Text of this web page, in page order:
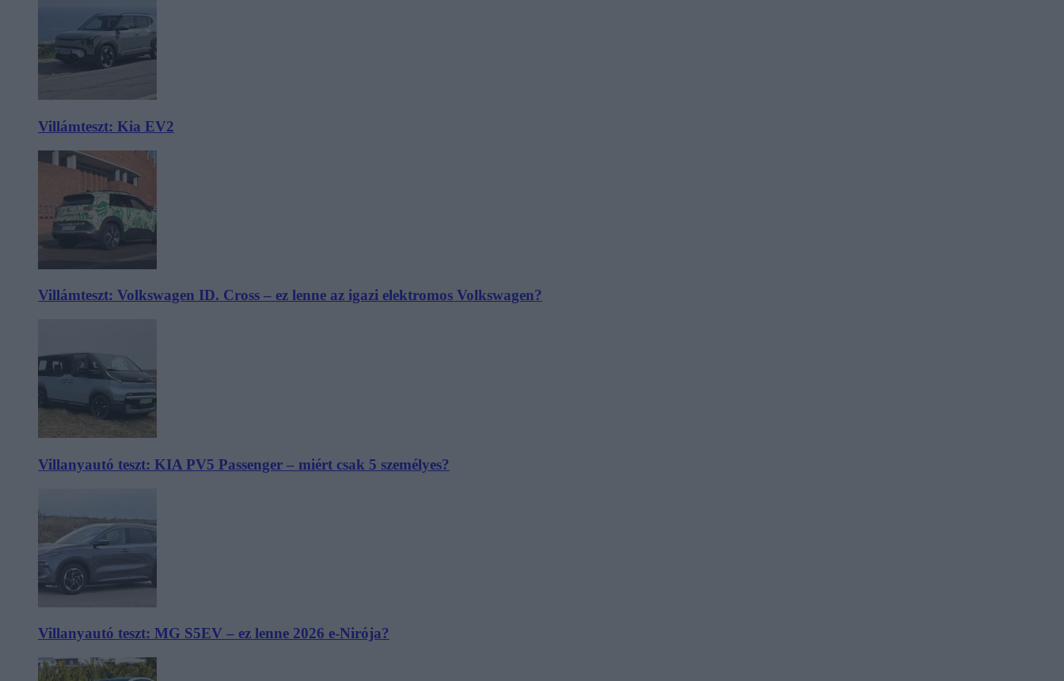
Villámteszt: Kia EV2
Villámteszt: Volkswagen ID. Cross – ez lenne az igazi elektromos Volkswagen?
Villanyautó teszt: KIA PV5 Passenger – miért csak 5 személyes?
Villanyautó teszt: MG S5EV – ez lenne 2026 e-Nirója?